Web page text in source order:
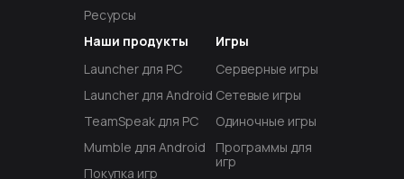
Ресурсы
Наши продукты
Launcher для PC
Launcher для Android
TeamSpeak для PC
Mumble для Android
Покупка игр
Игры
Серверные игры
Сетевые игры
Одиночные игры
Программы для
игр